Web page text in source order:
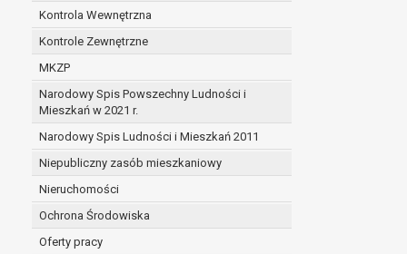
Kontrola Wewnętrzna
Kontrole Zewnętrzne
MKZP
Narodowy Spis Powszechny Ludności i
Mieszkań w 2021 r.
Narodowy Spis Ludności i Mieszkań 2011
Niepubliczny zasób mieszkaniowy
Nieruchomości
Ochrona Środowiska
Oferty pracy